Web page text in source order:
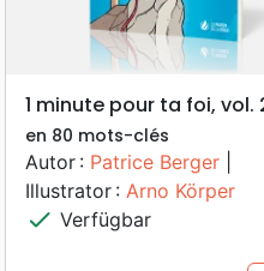
search VORSCHAU
1 minute pour ta foi, vol.
en 80 mots-clés
Autor : Patrice Berger|
Illustrator : Arno Körper
check Verfügbar